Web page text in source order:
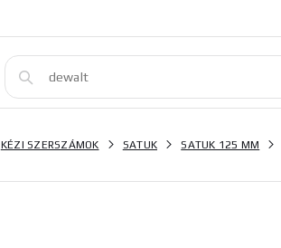
KÉZI SZERSZÁMOK SATUK SATUK 125 MM